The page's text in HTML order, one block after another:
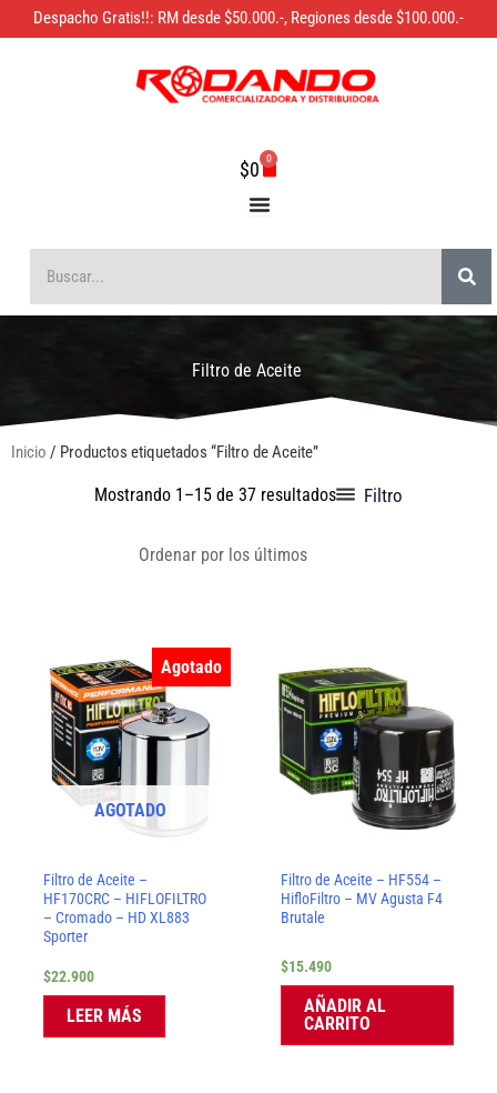
Despacho Gratis!!: RM desde $50.000.-, Regiones desde $100.000.-
$0 0
Filtro de Aceite
Inicio / Productos etiquetados “Filtro de Aceite”
Mostrando 1–15 de 37 resultadosOrdenado
por Filtro
Agotado
AGOTADO
Filtro de Aceite –
HF170CRC – HIFLOFILTRO
– Cromado – HD XL883
Sporter
$22.900
LEER MÁS
Filtro de Aceite – HF554 –
HifloFiltro – MV Agusta F4
Brutale
$15.490
AÑADIR AL
CARRITO